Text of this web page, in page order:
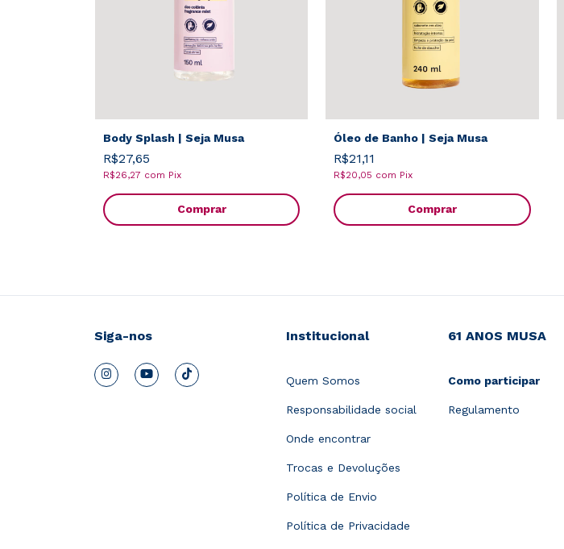
Body Splash | Seja Musa
R$27,65
R$26,27 com Pix
Comprar
Óleo de Banho | Seja Musa
R$21,11
R$20,05 com Pix
Comprar
Siga-nos Institucional
Quem Somos
Responsabilidade social
Onde encontrar
Trocas e Devoluções
Política de Envio
Política de Privacidade
61 ANOS MUSA
Como participar
Regulamento